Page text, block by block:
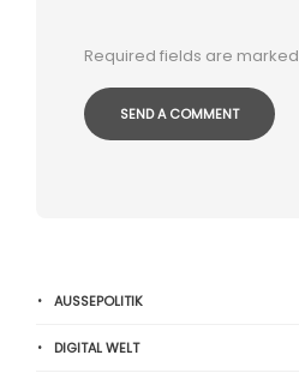
Required fields are marked
AUSSEPOLITIK
DIGITAL WELT